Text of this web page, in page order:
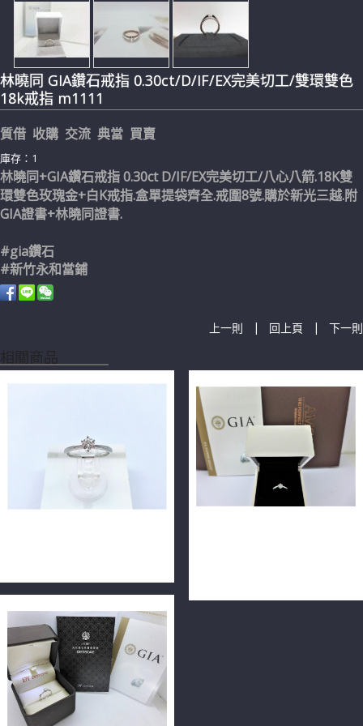
林曉同 GIA鑽石戒指 0.30ct/D/IF/EX完美切工/雙環雙色
18k戒指 m1111
質借 收購 交流 典當 買賣
庫存：1
林曉同+GIA鑽石戒指 0.30ct D/IF/EX完美切工/八心八箭.18K雙
環雙色玫瑰金+白K戒指.盒單提袋齊全.戒圍8號.購於新光三越.附
GIA證書+林曉同證書.
#gia鑽石
#新竹永和當鋪
上一則 | 回上頁 | 下一則
相關商品